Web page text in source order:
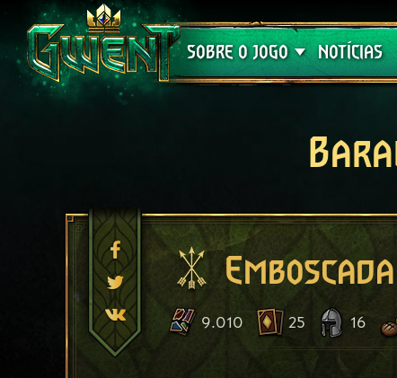
SOBRE O JOGO
Suporte
NOTÍCIAS
9.010 25 16